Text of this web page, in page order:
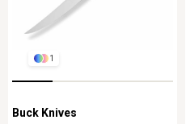
1
Buck Knives